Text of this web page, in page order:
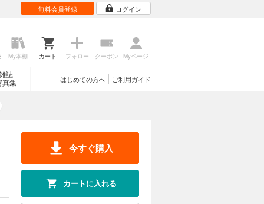
無料会員登録 ログイン
My本棚 カート フォロー クーポン Myページ
誌
真集
ご利用ガイド
はじめての方へ
今すぐ購入
カートに入れる